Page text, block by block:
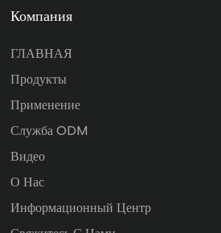
Компания
ГЛАВНАЯ
Продукты
Применение
Служба ODM
Видео
О Нас
Информационный Центр